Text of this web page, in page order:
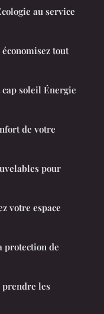
au service
tout
soleil Énergie
de votre
pour
votre espace
protection de
prendre les